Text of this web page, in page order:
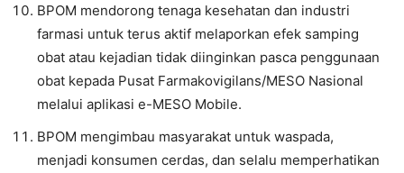
BPOM mendorong tenaga kesehatan dan industri
farmasi untuk terus aktif melaporkan efek samping
obat atau kejadian tidak diinginkan pasca penggunaan
obat kepada Pusat Farmakovigilans/MESO Nasional
melalui aplikasi e-MESO Mobile.
BPOM mengimbau masyarakat untuk waspada,
menjadi konsumen cerdas, dan selalu memperhatikan